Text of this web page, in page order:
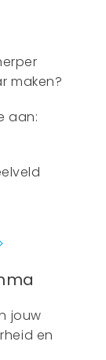
maken?
aan:
jouw
en